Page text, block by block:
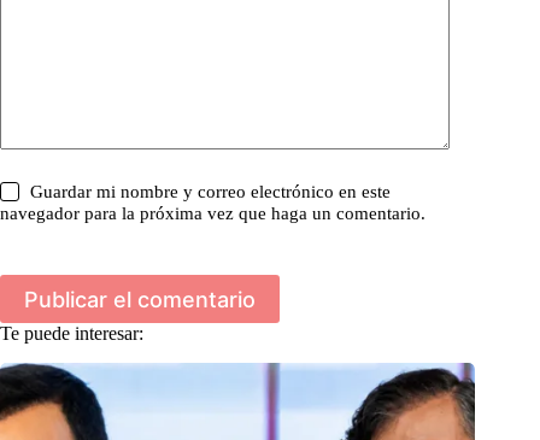
Guardar mi nombre y correo electrónico en este
navegador para la próxima vez que haga un comentario.
Publicar el comentario
Te puede interesar: